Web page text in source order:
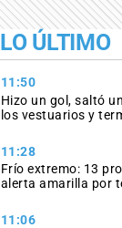
LO ÚLTIMO
11:50
Hizo un gol, saltó
los vestuarios y
11:28
Frío extremo: 13
alerta amarilla por
11:06